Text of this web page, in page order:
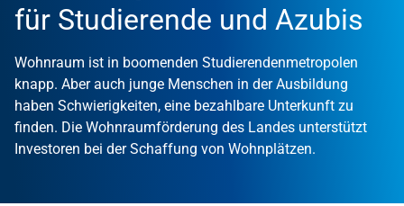
für Studierende und Azubis
Wohnraum ist in boomenden Studierendenmetropolen
knapp. Aber auch junge Menschen in der Ausbildung
haben Schwierigkeiten, eine bezahlbare Unterkunft zu
finden. Die Wohnraumförderung des Landes unterstützt
Investoren bei der Schaffung von Wohnplätzen.